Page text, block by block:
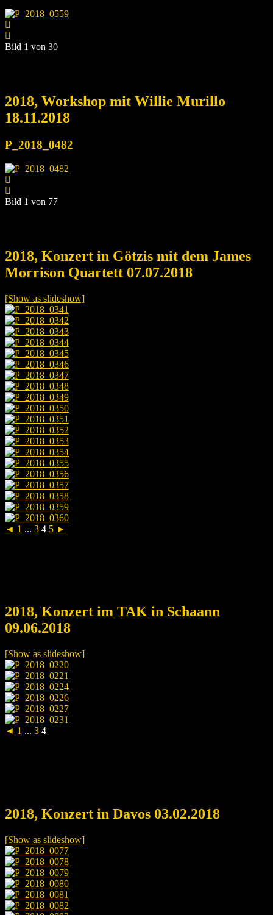
Bild 1 von 30
2018, Workshop mit Willie Murillo
18.11.2018
P_2018_0482
Bild 1 von 77
2018, Konzert in Götzis mit dem James
Morrison Quartett 07.07.2018
[Show as slideshow]
◄ 1 ... 3 4 5 ►
2018, Konzert im TAK in Schaann
09.06.2018
[Show as slideshow]
◄ 1 ... 3 4
2018, Konzert in Davos 03.02.2018
[Show as slideshow]